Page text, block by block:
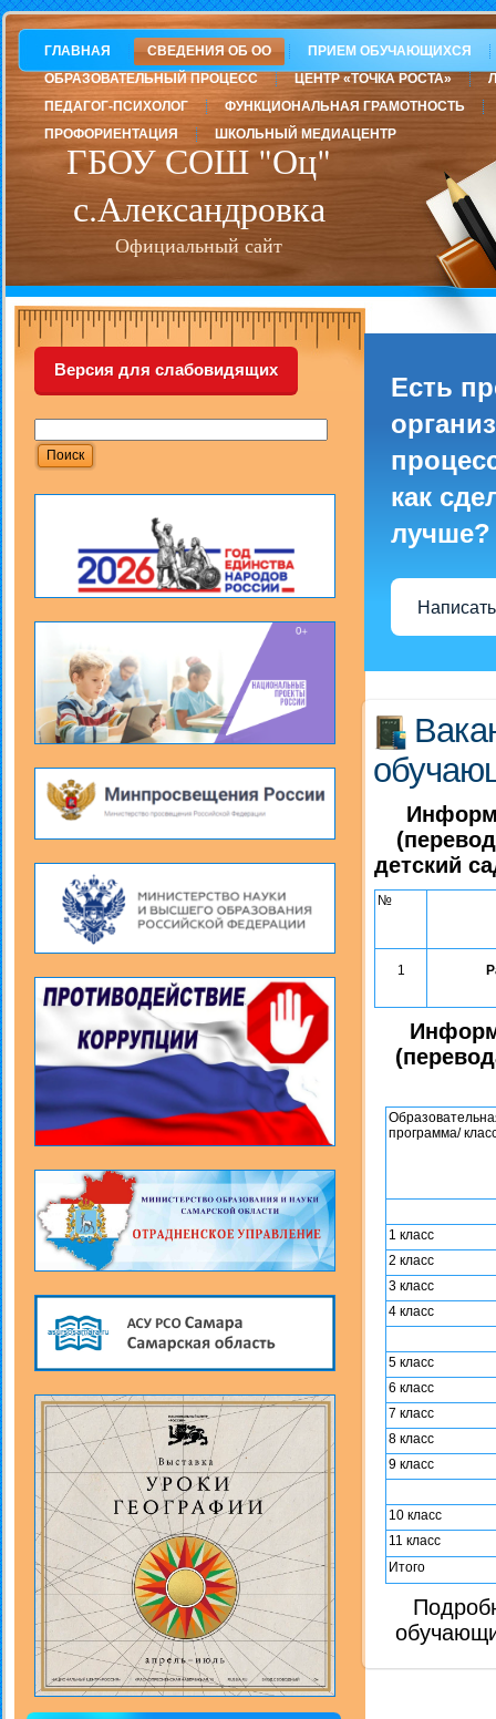
ГБОУ СОШ "Оц"
с.Александровка
Официальный сайт
ГЛАВНАЯ СВЕДЕНИЯ ОБ ОО
ПРИЕМ ОБУЧАЮЩИХСЯ
ОБРАЗОВАТЕЛЬНЫЙ ПРОЦЕСС
ЦЕНТР «ТОЧКА РОСТА»
ПЕДАГОГ-ПСИХОЛОГ
ФУНКЦИОНАЛЬНАЯ ГРАМОТНОСТЬ
ПРОФОРИЕНТАЦИЯ
ШКОЛЬНЫЙ МЕДИАЦЕНТР
Версия для слабовидящих
Есть
как
лучше?
детский
№
1
программа/
1 класс
2 класс
3 класс
4 класс
5 класс
6 класс
7 класс
8 класс
9 класс
10 класс
11 класс
Итого